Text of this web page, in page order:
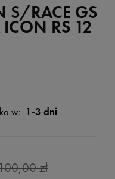
S/RACE GS
RS 12
w: 1-3 dni
zł